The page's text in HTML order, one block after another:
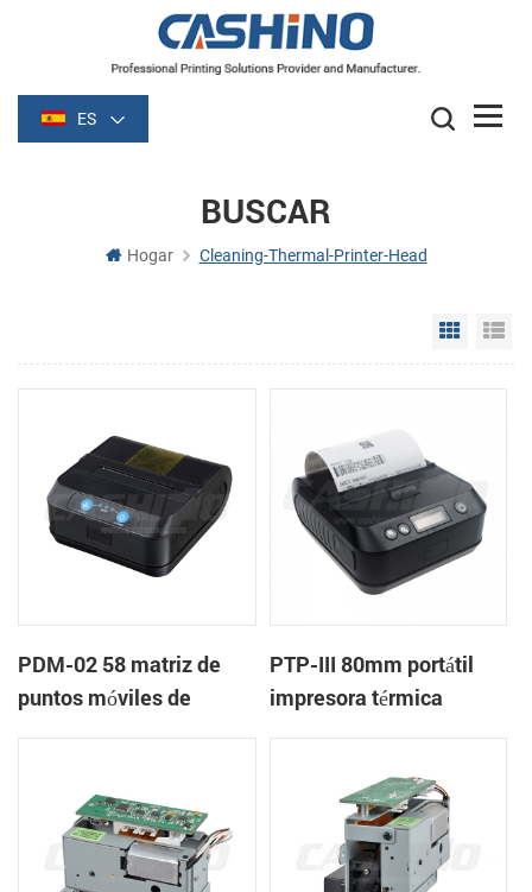
ES
BUSCAR
Hogar Cleaning-Thermal-Printer-Head
Grid
PDM-02 58 matriz de
puntos móviles de
PTP-III 80mm portátil
impresora térmica